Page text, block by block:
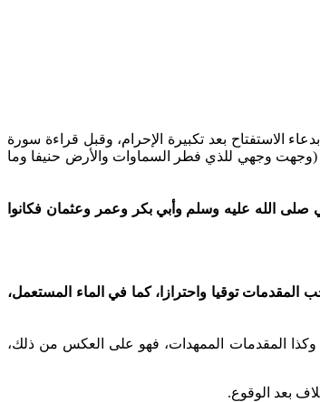
الاستفتاح بعد تكبيرة الإحرام، وقبل قراءة سورة
(وجهت وجهي للذي فطر السماوات والأرض حنيفا وما
صلى الله عليه وسلم وأبي بكر وعمر وعثمان فكانوا
المقدمات توقيا واحترازا، كما في الماء المستعمل،
وكذا المقدمات الممهدات، فهو على العكس من ذلك،
بعد الوقوع.